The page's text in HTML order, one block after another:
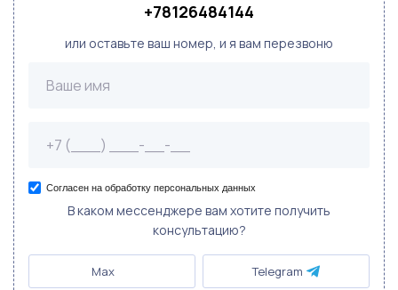
+78126484144
или оставьте ваш номер, и я вам перезвоню
Согласен на обработку персональных данных
В каком мессенджере вам хотите получить
консультацию?
Max Telegram